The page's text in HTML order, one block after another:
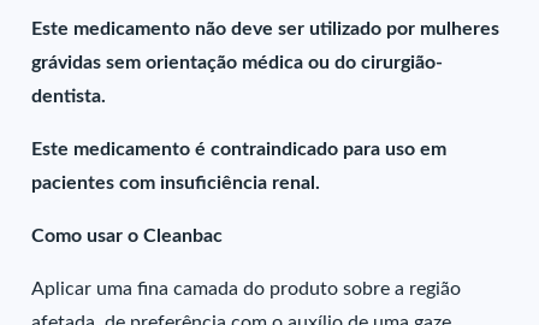
Este medicamento não deve ser utilizado por mulheres
grávidas sem orientação médica ou do cirurgião-
dentista.
Este medicamento é contraindicado para uso em
pacientes com insuficiência renal.
Como usar o Cleanbac
Aplicar uma fina camada do produto sobre a região